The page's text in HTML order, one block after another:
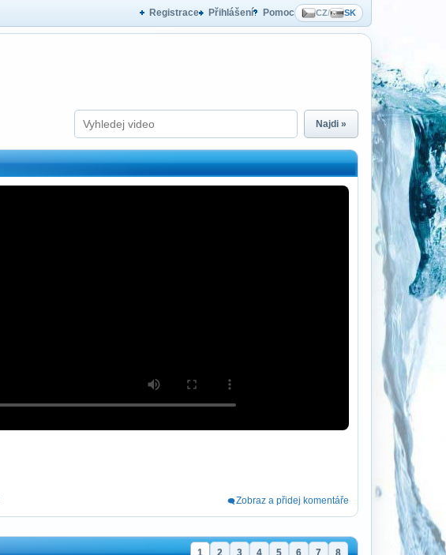
Registrace Přihlášení Pomoc CZ/ SK
Najdi »
Zobraz a přidej komentáře
1 2 3 4 5 6 7 8